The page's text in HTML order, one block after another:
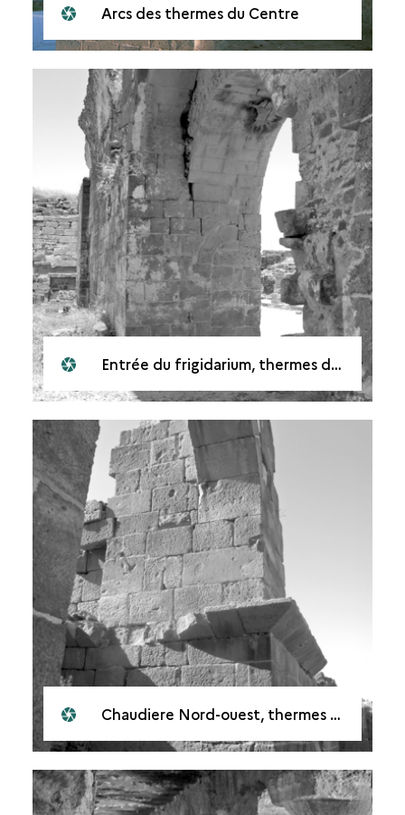
Arcs des thermes du Centre
Entrée du frigidarium, thermes du centre
Chaudiere Nord-ouest, thermes du centre